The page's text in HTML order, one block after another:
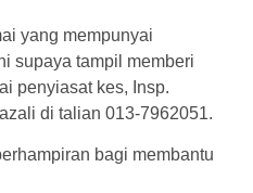
yang mempunyai
supaya tampil memberi
penyiasat kes, Insp.
di talian 013-7962051.
bagi membantu